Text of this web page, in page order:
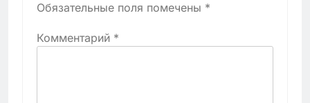
Обязательные поля помечены *
Комментарий *